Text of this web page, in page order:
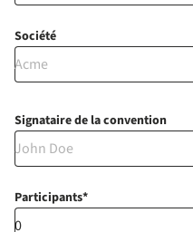
Société
Signataire de la convention
Participants